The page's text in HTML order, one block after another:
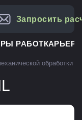
Запросить
РАБОТКАРЬЕРА
обработки